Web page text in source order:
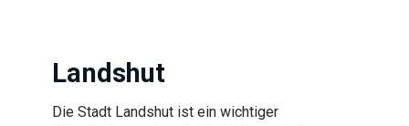
Landshut
Die Stadt Landshut ist ein wichtiger